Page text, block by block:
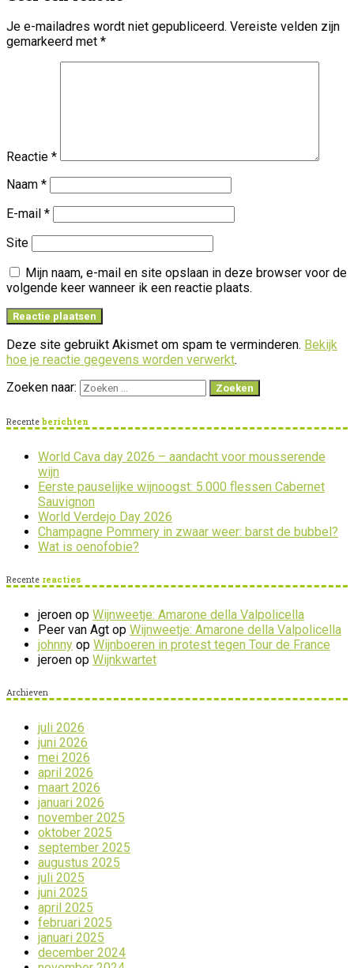
Je e-mailadres wordt niet gepubliceerd. Vereiste velden zijn
gemarkeerd met *
Reactie *
Naam *
E-mail *
Site
Mijn naam, e-mail en site opslaan in deze browser voor de
volgende keer wanneer ik een reactie plaats.
Deze site gebruikt Akismet om spam te verminderen. Bekijk
hoe je reactie gegevens worden verwerkt.
Zoeken naar:
Recente berichten
World Cava day 2026 – aandacht voor mousserende
wijn
Eerste pauselijke wijnoogst: 5.000 flessen Cabernet
Sauvignon
World Verdejo Day 2026
Champagne Pommery in zwaar weer: barst de bubbel?
Wat is oenofobie?
Recente reacties
jeroen op Wijnweetje: Amarone della Valpolicella
Peer van Agt op Wijnweetje: Amarone della Valpolicella
johnny op Wijnboeren in protest tegen Tour de France
jeroen op Wijnkwartet
Archieven
juli 2026
juni 2026
mei 2026
april 2026
maart 2026
januari 2026
november 2025
oktober 2025
september 2025
augustus 2025
juli 2025
juni 2025
april 2025
februari 2025
januari 2025
december 2024